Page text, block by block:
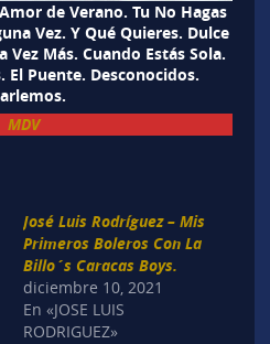
de Verano. Tu No Hagas
Vez. Y Qué Quieres. Dulce
Más. Cuando Estás Sola.
El Puente. Desconocidos.
MDV
José Luis Rodríguez – Mis
Primeros Boleros Con La
Billo´s Caracas Boys.
diciembre 10, 2021
En «JOSE LUIS
RODRIGUEZ»